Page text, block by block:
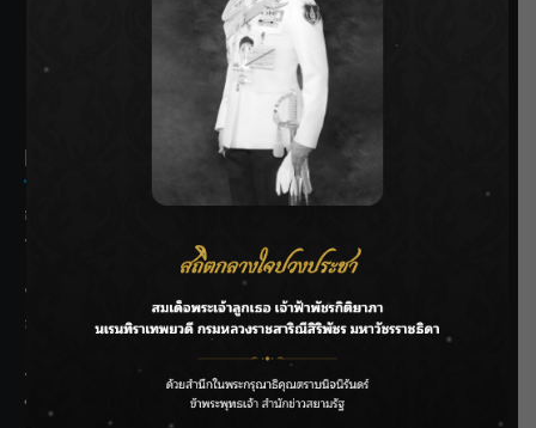
SIAMRATH VARIETY
THE BEST ENTERTAINMENT
Recent Posts
กรมชลฯ รับฟังประชาชน ติดตามแก้ปัญหาโครงการประตู
ระบายน้ำศรีสองรักฯ
‘แมน การิน’ แชร์ความเชื่อชวนคิด! “อยากกินอะไรหลังจาก
ลาโลกนี้ ให้ใส่บาตรสิ่งนั้นไว้ตอนยังมีชีวิต”
ราชเลขานุการในพระองค์ฯ ติดตามโครงการหุบกะพง–ห้วย
ทรายใต้ เสริมความมั่นคงน้ำเพชรบุรี